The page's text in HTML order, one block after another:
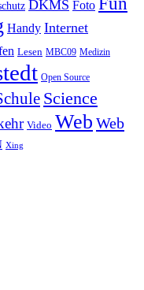
DKMS Foto
Handy Internet
Lesen MBC09 Medizin
Open Source
Science
Video Web Web
Xing